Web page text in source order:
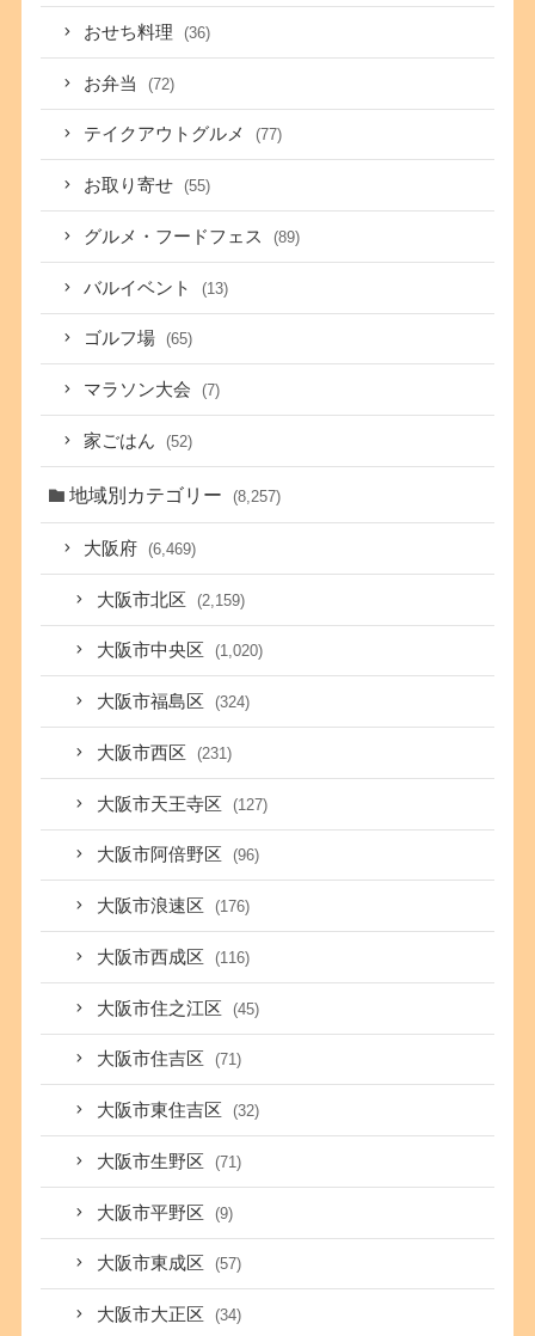
おせち料理 (36)
お弁当 (72)
テイクアウトグルメ (77)
お取り寄せ (55)
グルメ・フードフェス (89)
バルイベント (13)
ゴルフ場 (65)
マラソン大会 (7)
家ごはん (52)
地域別カテゴリー (8,257)
大阪府 (6,469)
大阪市北区 (2,159)
大阪市中央区 (1,020)
大阪市福島区 (324)
大阪市西区 (231)
大阪市天王寺区 (127)
大阪市阿倍野区 (96)
大阪市浪速区 (176)
大阪市西成区 (116)
大阪市住之江区 (45)
大阪市住吉区 (71)
大阪市東住吉区 (32)
大阪市生野区 (71)
大阪市平野区 (9)
大阪市東成区 (57)
大阪市大正区 (34)